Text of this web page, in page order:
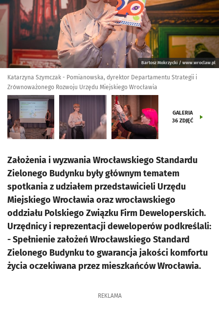
Bartosz Mokrzycki / www.wroclaw.pl
Katarzyna Szymczak - Pomianowska, dyrektor Departamentu Strategii i
Zrównoważonego Rozwoju Urzędu Miejskiego Wrocławia
GALERIA
36 ZDJĘĆ
Założenia i wyzwania Wrocławskiego Standardu
Zielonego Budynku były głównym tematem
spotkania z udziałem przedstawicieli Urzędu
Miejskiego Wrocławia oraz wrocławskiego
oddziału Polskiego Związku Firm Deweloperskich.
Urzędnicy i reprezentacji deweloperów podkreślali:
- Spełnienie założeń Wrocławskiego Standard
Zielonego Budynku to gwarancja jakości komfortu
życia oczekiwana przez mieszkańców Wrocławia.
REKLAMA